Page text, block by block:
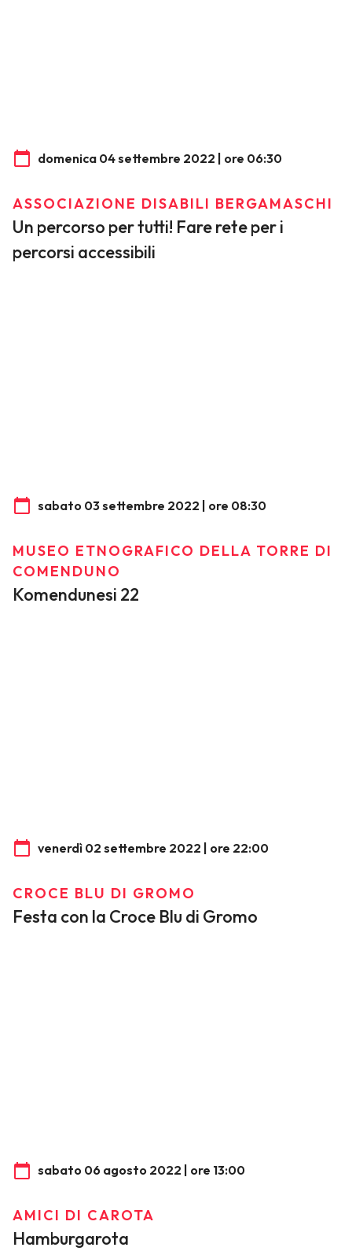
domenica 04 settembre 2022 | ore 06:30
ASSOCIAZIONE DISABILI BERGAMASCHI
Un percorso per tutti! Fare rete per i
percorsi accessibili
sabato 03 settembre 2022 | ore 08:30
MUSEO ETNOGRAFICO DELLA TORRE DI
COMENDUNO
Komendunesi 22
venerdì 02 settembre 2022 | ore 22:00
CROCE BLU DI GROMO
Festa con la Croce Blu di Gromo
sabato 06 agosto 2022 | ore 13:00
AMICI DI CAROTA
Hamburgarota